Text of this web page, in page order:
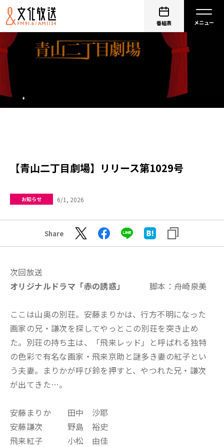
番組表
【青山二丁目劇場】リリース第1029号
お知らせ 6/1, 2026
Share
次回放送
オリジナルドラマ「赤の誘惑」 脚本：舟崎泉美
ここは山奥の別荘。安藤まりかは、行方不明になった
画家の兄・謙次を探してやっとこの別荘を突き止め
た。別荘の持ち主は、「飛来レッド」と呼ばれる独特
の色彩で有名な画家・飛来京助と謎多き妻の紅子とい
う夫妻。まりかが呼び鈴を押すと、やつれた兄・謙次
が出てきた…。
安藤まりか 田中 沙耶
安藤謙次 野島 裕史
飛来紅子 小松 由佳